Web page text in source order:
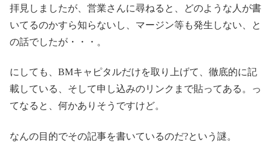
拝見しましたが、営業さんに尋ねると、どのような人が書
いてるのかすら知らないし、マージン等も発生しない、と
の話でしたが・・・。
にしても、BMキャピタルだけを取り上げて、徹底的に記
載している、そして申し込みのリンクまで貼ってある。っ
てなると、何かありそうですけど。
なんの目的でその記事を書いているのだ?という謎。